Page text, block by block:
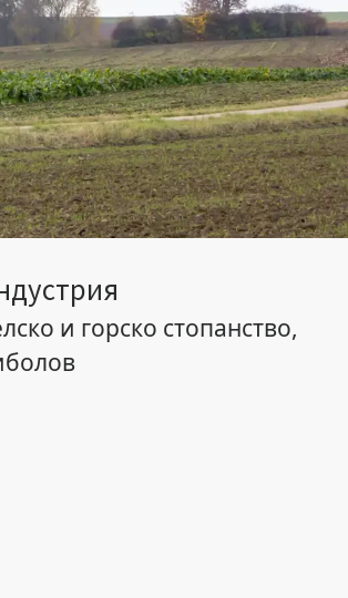
и горско стопанство,